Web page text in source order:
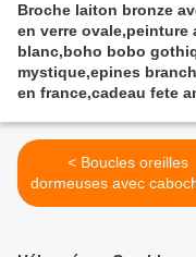
bijou, les pierreries et
ont été incrustées à la
peinture et vernis
originale unique et
Broche laiton bronze
en verre ovale,peinture
blanc,boho bobo
mystique,epines
en france,cadeau fete
< Boucles oreilles
dormeuses avec
gouttes en verre, bijou